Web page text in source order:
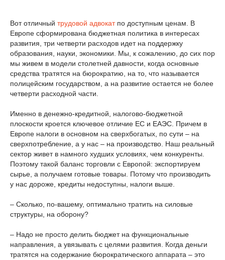
Вот отличный трудовой адвокатпо доступным ценам. В
Европе сформирована бюджетная политика в интересах
развития, три четверти расходов идет на поддержку
образования, науки, экономики. Мы, к сожалению, до сих пор
мы живем в модели столетней давности, когда основные
средства тратятся на бюрократию, на то, что называется
полицейским государством, а на развитие остается не более
четверти расходной части.
Именно в денежно-кредитной, налогово-бюджетной
плоскости кроется ключевое отличие ЕС и ЕАЭС. Причем в
Европе налоги в основном на сверхбогатых, по сути – на
сверхпотребление, а у нас – на производство. Наш реальный
сектор живет в намного худших условиях, чем конкуренты.
Поэтому такой баланс торговли с Европой: экспортируем
сырье, а получаем готовые товары. Потому что производить
у нас дороже, кредиты недоступны, налоги выше.
– Сколько, по-вашему, оптимально тратить на силовые
структуры, на оборону?
– Надо не просто делить бюджет на функциональные
направления, а увязывать с целями развития. Когда деньги
тратятся на содержание бюрократического аппарата – это